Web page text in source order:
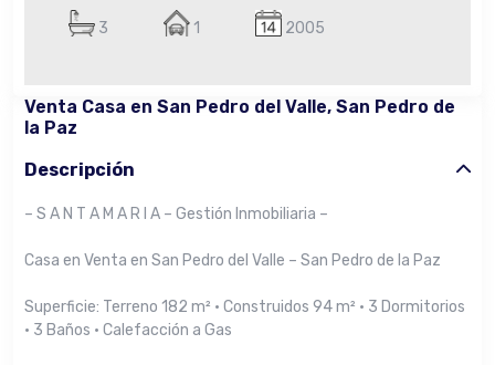
3 1 2005
Venta Casa en San Pedro del Valle, San Pedro de
la Paz
Descripción
– S A N T A M A R I A – Gestión Inmobiliaria –
Casa en Venta en San Pedro del Valle – San Pedro de la Paz
Superficie: Terreno 182 m² · Construidos 94 m² · 3 Dormitorios
· 3 Baños · Calefacción a Gas